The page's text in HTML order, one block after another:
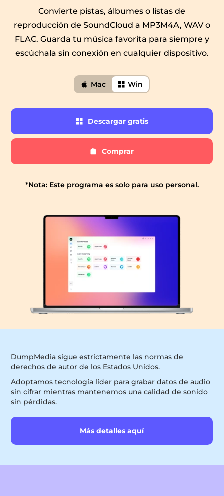
línea
SoundCloud
Convierte pistas, álbumes o listas de
reproducción de SoundCloud a MP3M4A, WAV o
FLAC. Guarda tu música favorita para siempre y
escúchala sin conexión en cualquier dispositivo.
Mac Win
Descargar gratis
Comprar
*Nota: Este programa es solo para uso personal.
DumpMedia sigue estrictamente las normas de
derechos de autor de los Estados Unidos.
Adoptamos tecnología líder para grabar datos de audio
sin cifrar mientras mantenemos una calidad de sonido
sin pérdidas.
Más detalles aquí